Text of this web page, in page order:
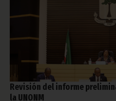
Revisión del informe
la UNONM